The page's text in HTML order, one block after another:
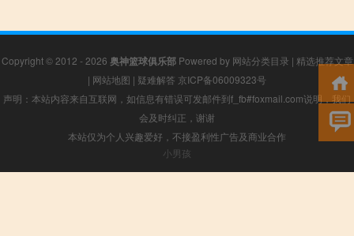
Copyright © 2012 - 2026 奥神篮球俱乐部Powered by 网站分类目录 | 精选推荐文章
| 网站地图 | 疑难解答 京ICP备06009323号
声明：本站内容来自互联网，如信息有错误可发邮件到f_fb#foxmail.com说明，我们
会及时纠正，谢谢
本站仅为个人兴趣爱好，不接盈利性广告及商业合作
小男孩